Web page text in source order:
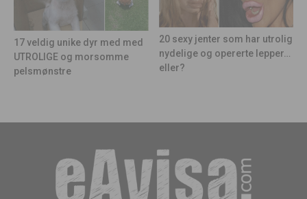
17 veldig unike dyr med med
UTROLIGE og morsomme
pelsmønstre
20 sexy jenter som har utrolig
nydelige og opererte lepper…
eller?